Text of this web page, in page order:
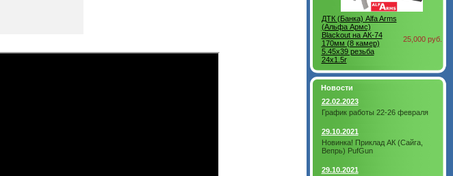
ДТК (Банка) Alfa Arms
(Альфа Армс)
Blackout на АК-74
170мм (8 камер)
5.45x39 резьба
24х1.5r
25,000 руб.
Новости
22.02.2023
График работы 22-26 февраля
29.10.2021
Новинка! Приклад АК (Сайга,
Вепрь) PufGun
29.10.2021